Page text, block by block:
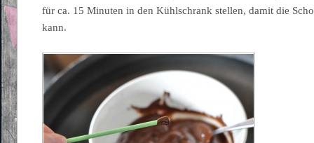
für ca. 15 Minuten in den Kühlschrank stellen, damit die
kann.